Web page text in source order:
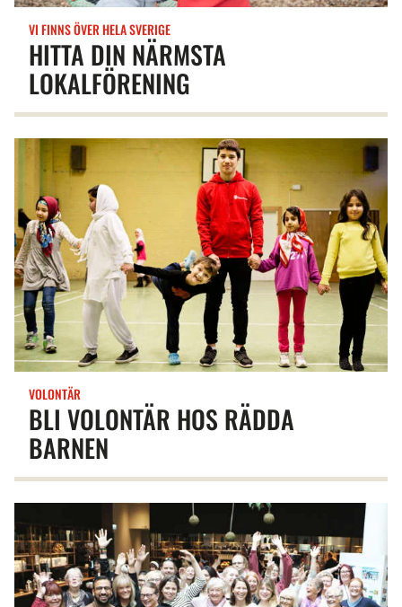
HITTA DIN NÄRMSTA
LOKALFÖRENING
VI FINNS ÖVER HELA SVERIGE
BLI VOLONTÄR HOS RÄDDA
BARNEN
VOLONTÄR